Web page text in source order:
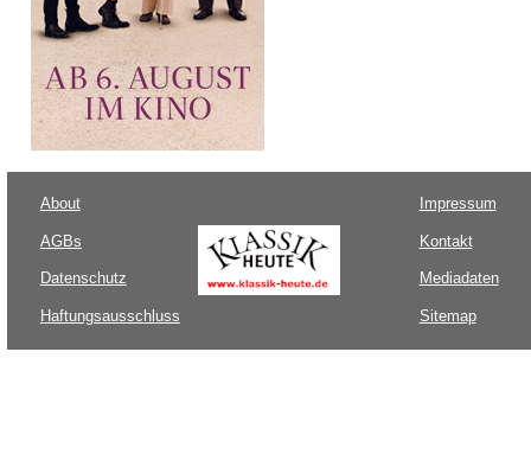
About
AGBs
Datenschutz
Haftungsausschluss
Impressum
Kontakt
Mediadaten
Sitemap